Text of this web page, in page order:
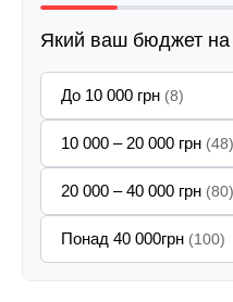
Який ваш бюджет на
До 10 000 грн (8)
10 000 – 20 000 грн (48)
20 000 – 40 000 грн (80)
Понад 40 000грн (100)